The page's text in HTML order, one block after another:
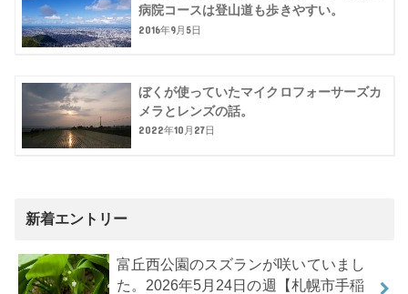
病院コースは登山道も歩きやすい。
2016年9月5日
ぼくが使っていたマイクロフォーサーズカ
メラとレンズの話。
2022年10月27日
新着エントリー
富丘西公園のスズランが咲いていまし
た。2026年5月24日の週【札幌市手稲